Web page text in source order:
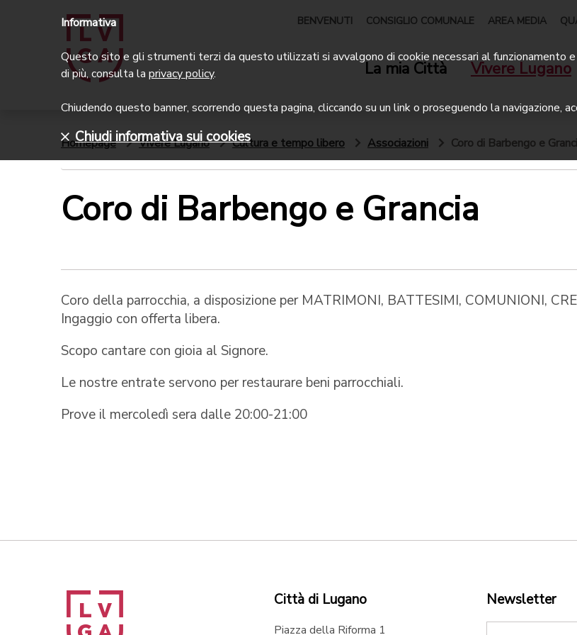
BENVENUTI CONSIGLIO COMUNALE AREA MEDIA
La mia Città Vivere Lugano
Homepage Vivere Lugano Cultura e tempo libero Associazioni Coro di Barbengo e
Coro di Barbengo e Grancia
Coro della parrocchia, a disposizione per MATRIMONI, BATTESIMI, COMUNIONI,
Ingaggio con offerta libera.
Scopo cantare con gioia al Signore.
Le nostre entrate servono per restaurare beni parrocchiali.
Prove il mercoledì sera dalle 20:00-21:00
Città di Lugano
Piazza della Riforma 1
Newsletter
Informativa
Questo sito e gli strumenti terzi da questo utilizzati si avvalgono di cookie necessari al funzionamento
di più, consulta la privacy policy.
Chiudendo questo banner, scorrendo questa pagina, cliccando su un link o proseguendo la navigazione,
Chiudi informativa sui cookies